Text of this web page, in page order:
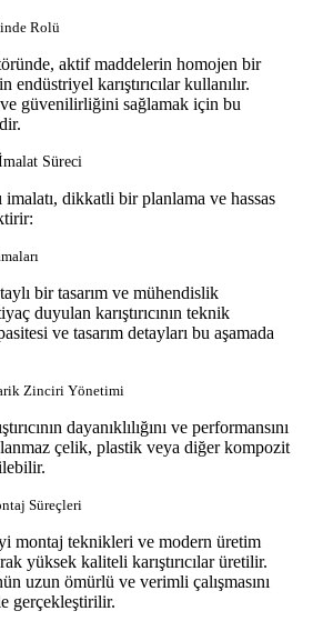
Rolü
aktif maddelerin homojen bir
endüstriyel karıştırıcılar kullanılır.
güvenilirliğini sağlamak için bu
Süreci
imalatı, dikkatli bir planlama ve hassas
bir tasarım ve mühendislik
duyulan karıştırıcının teknik
ve tasarım detayları bu aşamada
Zinciri Yönetimi
dayanıklılığını ve performansını
çelik, plastik veya diğer kompozit
Süreçleri
montaj teknikleri ve modern üretim
yüksek kaliteli karıştırıcılar üretilir.
uzun ömürlü ve verimli çalışmasını
gerçekleştirilir.